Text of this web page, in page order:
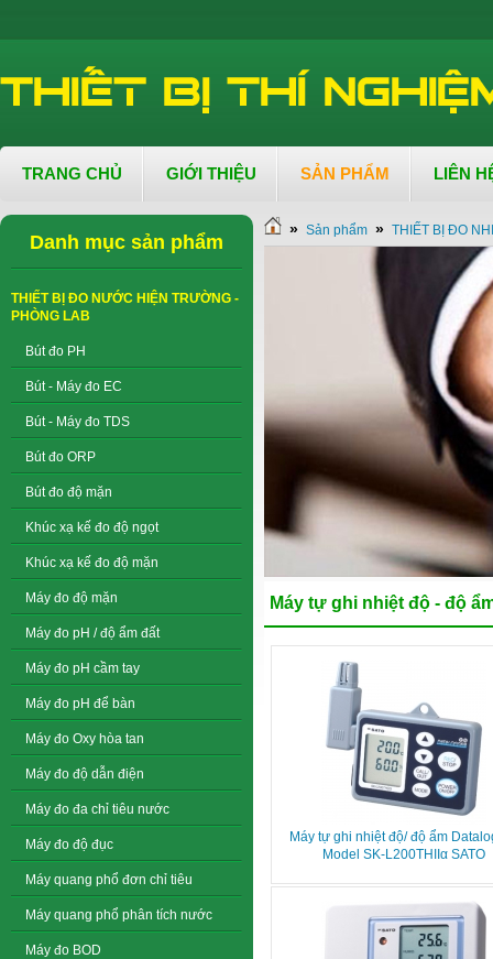
TRANG CHỦ GIỚI THIỆU SẢN PHẨM LIÊN
Danh mục sản phẩm
THIẾT BỊ ĐO NƯỚC HIỆN TRƯỜNG -
PHÒNG LAB
Bút đo PH
Bút - Máy đo EC
Bút - Máy đo TDS
Bút đo ORP
Bút đo độ mặn
Khúc xạ kế đo độ ngọt
Khúc xạ kế đo độ mặn
Máy đo độ mặn
Máy đo pH / độ ẩm đất
Máy đo pH cầm tay
Máy đo pH để bàn
Máy đo Oxy hòa tan
Máy đo độ dẫn điện
Máy đo đa chỉ tiêu nước
Máy đo độ đục
Máy quang phổ đơn chỉ tiêu
Máy quang phổ phân tích nước
Máy đo BOD
» Sản phẩm » THIẾT BỊ ĐO
Máy tự ghi nhiệt độ - độ
Máy tự ghi nhiệt độ/ độ ẩm
Model SK-L200THIIα SATO